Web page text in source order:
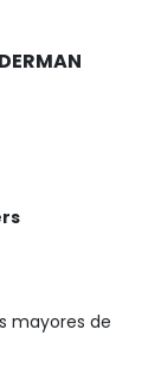
mayores de